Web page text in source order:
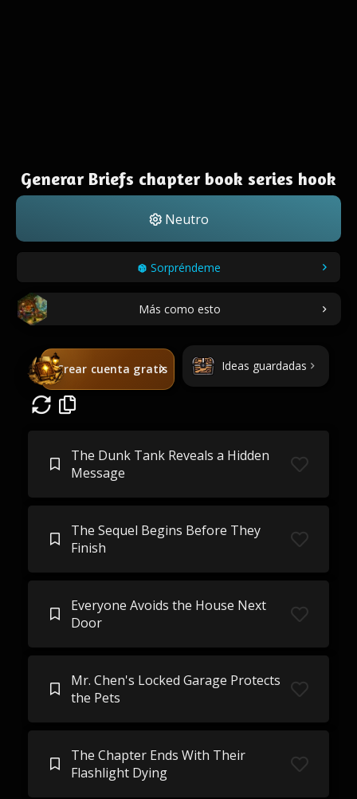
Generar Briefs chapter book series hook
Neutro
Sorpréndeme
Más como esto
Crear cuenta gratis Ideas guardadas
The Dunk Tank Reveals a Hidden
Message
The Sequel Begins Before They
Finish
Everyone Avoids the House Next
Door
Mr. Chen's Locked Garage Protects
the Pets
The Chapter Ends With Their
Flashlight Dying